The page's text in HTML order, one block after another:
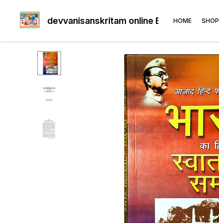
devvanisanskritam online Book's shop
HOME SHOP